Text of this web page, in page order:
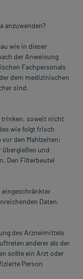
anzuwenden?
wie in dieser
der Anweisung
Fachpersonals
dem medizinischen
sind.
trinken, soweit nicht
wie folgt frisch
den Mahlzeiten:
übergießen und
Den Filterbeutel
eingeschränkter
Daten.
des Arzneimittels
anderer als der
sollte ein Arzt oder
Person